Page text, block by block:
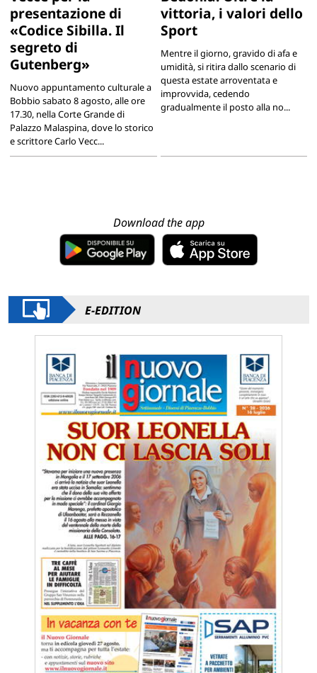
presentazione di
«Codice Sibilla. Il
segreto di
Gutenberg»
Nuovo appuntamento culturale a
Bobbio sabato 8 agosto, alle ore
17.30, nella Corte Grande di
Palazzo Malaspina, dove lo storico
e scrittore Carlo Vecc...
vittoria, i valori dello
Sport
Mentre il giorno, gravido di afa e
umidità, si ritira dallo scenario di
questa estate arroventata e
improvvida, cedendo
gradualmente il posto alla no...
Download the app
E-EDITION